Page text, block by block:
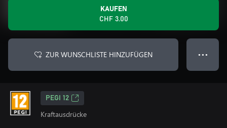
KAUFEN
CHF 3.00
ZUR WUNSCHLISTE HINZUFÜGEN ● ● ●
PEGI 12
Kraftausdrücke